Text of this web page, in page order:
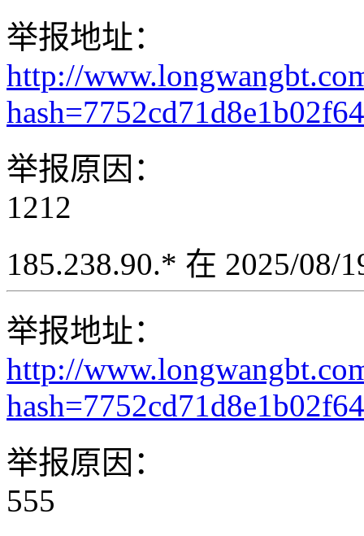
举报地址：
http://
举报原因：
1212
185.238.90.* 在 2025/08/
举报地址：
http://
举报原因：
555